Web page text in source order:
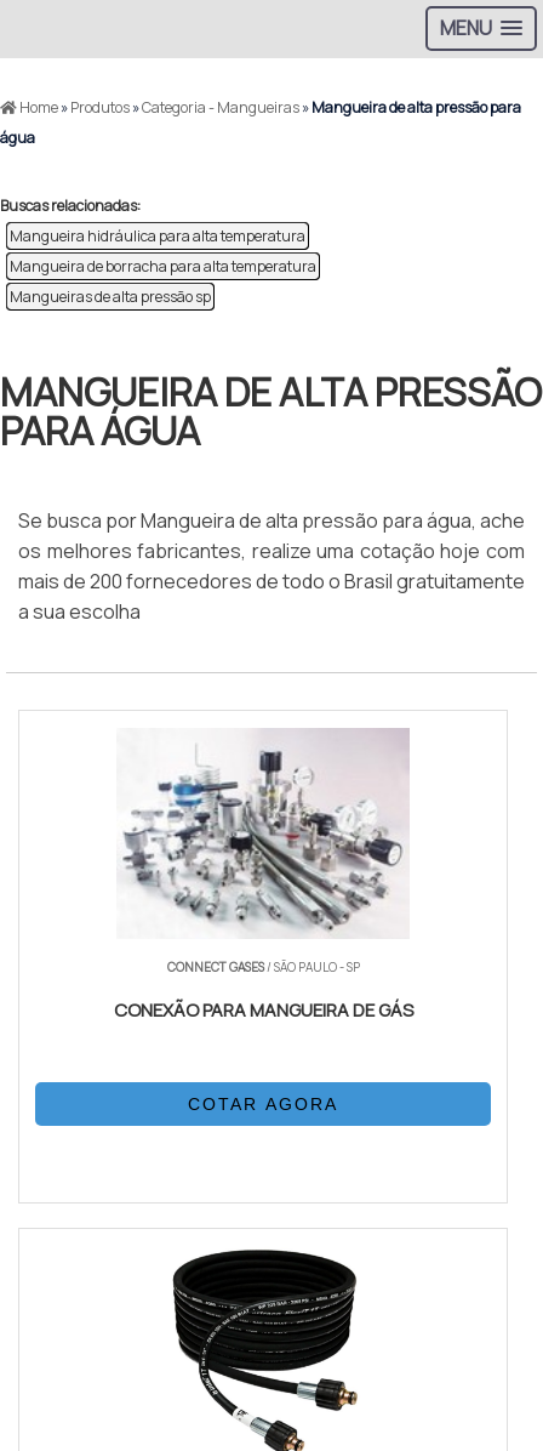
MENU
Home»Produtos»Categoria - Mangueiras»Mangueira de alta pressão para
água
Buscas relacionadas:
Mangueira hidráulica para alta temperatura
Mangueira de borracha para alta temperatura
Mangueiras de alta pressão sp
MANGUEIRA DE ALTA PRESSÃO
PARA ÁGUA
Se busca por Mangueira de alta pressão para água, ache
os melhores fabricantes, realize uma cotação hoje com
mais de 200 fornecedores de todo o Brasil gratuitamente
a sua escolha
CONNECT GASES/ SÃO PAULO - SP
CONEXÃO PARA MANGUEIRA DE GÁS
COTAR AGORA